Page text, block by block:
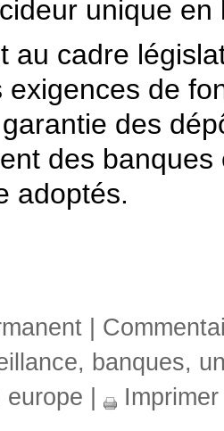
unique en
au cadre
exigences de
des
des
adoptés.
, banques,
europe
Imprimer